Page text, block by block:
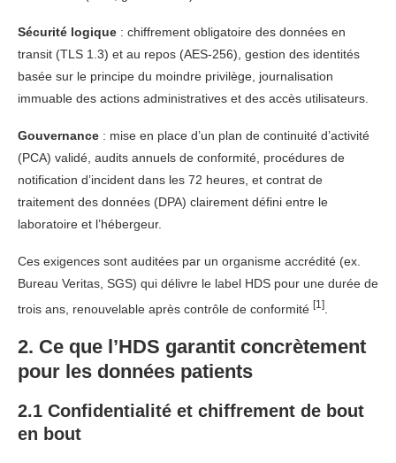
Sécurité logique : chiffrement obligatoire des données en
transit (TLS 1.3) et au repos (AES-256), gestion des identités
basée sur le principe du moindre privilège, journalisation
immuable des actions administratives et des accès utilisateurs.
Gouvernance : mise en place d’un plan de continuité d’activité
(PCA) validé, audits annuels de conformité, procédures de
notification d’incident dans les 72 heures, et contrat de
traitement des données (DPA) clairement défini entre le
laboratoire et l’hébergeur.
Ces exigences sont auditées par un organisme accrédité (ex.
Bureau Veritas, SGS) qui délivre le label HDS pour une durée de
trois ans, renouvelable après contrôle de conformité [1]
2. Ce que l’HDS garantit concrètement
pour les données patients
2.1 Confidentialité et chiffrement de bout
en bout